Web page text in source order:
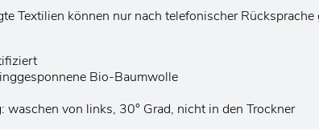
Textilien können nur nach telefonischer
Bio-Baumwolle
waschen von links, 30° Grad, nicht in den Trockner